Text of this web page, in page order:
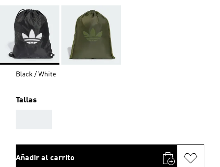
Black / White
Tallas
Añadir al carrito